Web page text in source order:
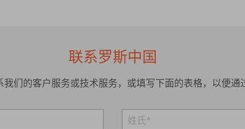
联系罗斯中国
们的客户服务或技术服务，或填写下面的表格，以便通